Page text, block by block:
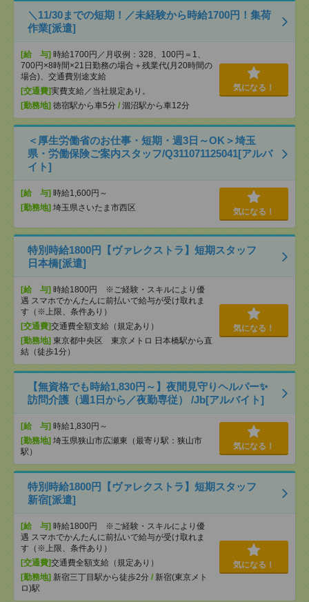
＼11/30までの短期！／未経験から時給1700円！集荷
作業[派遣]
[給 与] 時給1700円／月収例：328、100円＝1、
700円×8時間×21日勤務の場合＋残業代(月20時間の
場合)、交通費別途支給
[交通費]実費支給／当社規定あり。
[勤務地] 徳宿駅から車5分 / 涸沼駅から車12分
気になる！
＜厚生労働省のお仕事・短期・週3日～OK＞埼玉
県・労働保険ご案内スタッフ/Q311071125041[アルバ
イト]
[給 与] 時給1,600円～
[勤務地] 埼玉県さいたま市西区 気になる！
特別時給1800円【ヴァレクストラ】短期スタッフ
日本橋[派遣]
[給 与] 時給1800円 ※ご経験・スキルにより優
遇 スマホでかんたんに前払いで給与が受け取れま
す（※上限、条件あり）
[交通費]交通費全額支給（規定あり）
[勤務地] 東京都中央区 東京メトロ 日本橋駅から直
結（徒歩1分）
気になる！
【無資格でも時給1,830円～】夜間見守りヘルパー✨
訪問介護（週1日から／夜勤専従） /Jb[アルバイト]
[給 与] 時給1,830円～
[勤務地] 埼玉県狭山市広瀬東（最寄り駅：狭山市
駅）
気になる！
特別時給1800円【ヴァレクストラ】短期スタッフ
新宿[派遣]
[給 与] 時給1800円 ※ご経験・スキルにより優
遇 スマホでかんたんに前払いで給与が受け取れま
す（※上限、条件あり）
[交通費]交通費全額支給（規定あり）
[勤務地] 新宿三丁目駅から徒歩2分 / 新宿(東京メト
ロ)駅
気になる！